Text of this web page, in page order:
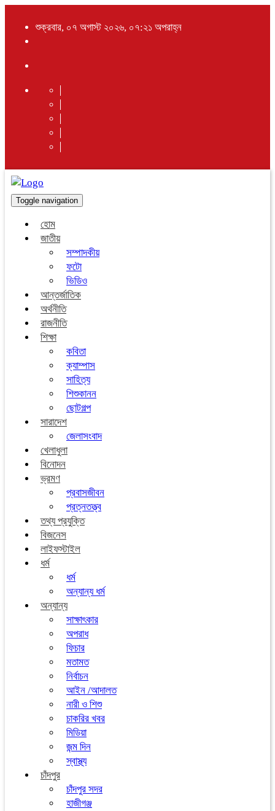
শুক্রবার, ০৭ অগাস্ট ২০২৬, ০৭:২১ অপরাহ্ন
Toggle navigation
হোম
জাতীয়
সম্পাদকীয়
ফটো
ভিডিও
আন্তর্জাতিক
অর্থনীতি
রাজনীতি
শিক্ষা
কবিতা
ক্যাম্পাস
সাহিত্য
শিশুকানন
ছোটগল্প
সারাদেশ
জেলাসংবাদ
খেলাধুলা
বিনোদন
ভ্রমণ
প্রবাসজীবন
প্রত্নতত্ত্ব
তথ্য প্রযুক্তি
বিজনেস
লাইফস্টাইল
ধর্ম
ধর্ম
অন্যান্য ধর্ম
অন্যান্য
সাক্ষাৎকার
অপরাধ
ফিচার
মতামত
নির্বাচন
আইন /আদালত
নারী ও শিশু
চাকরির খবর
মিডিয়া
জন্ম দিন
স্বাস্থ্য
চাঁদপুর
চাঁদপুর সদর
হাজীগঞ্জ